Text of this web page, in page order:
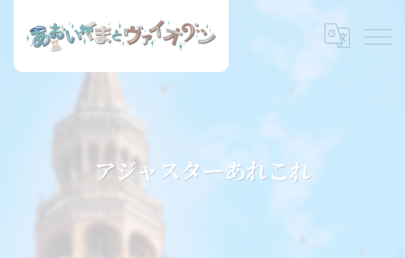
アジャスターあれこれ